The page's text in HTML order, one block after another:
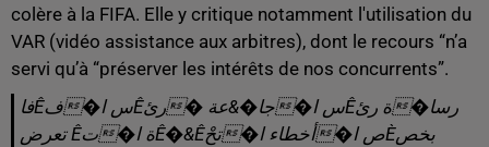
colère à la FIFA. Elle y critique notamment l'utilisation du
VAR (vidéo assistance aux arbitres), dont le recours “n’a
servi qu’à “préserver les intérêts de nos concurrents”.
رسا�ة رئÊس ا�جا�&عة �رئÊس ا�فÊفا
بخصÈص ا�أخطاء ا�تحْÊ�&Êة ا�تÊ تعرض